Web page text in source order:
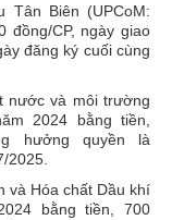
Tân Biên (UPCoM:
đồng/CP, ngày giao
đăng ký cuối cùng
nước và môi trường
2024 bằng tiền,
hưởng quyền là
2025.
và Hóa chất Dầu khí
bằng tiền, 700